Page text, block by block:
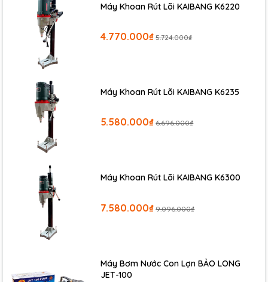
Máy Khoan Rút Lõi KAIBANG K6220
4.770.000₫ 5.724.000₫
Máy Khoan Rút Lõi KAIBANG K6235
5.580.000₫ 6.696.000₫
Máy Khoan Rút Lõi KAIBANG K6300
7.580.000₫ 9.096.000₫
Máy Bơm Nước Con Lợn BẢO LONG
JET-100